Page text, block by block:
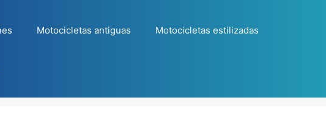
Motocicletas antiguas Motocicletas estilizadas